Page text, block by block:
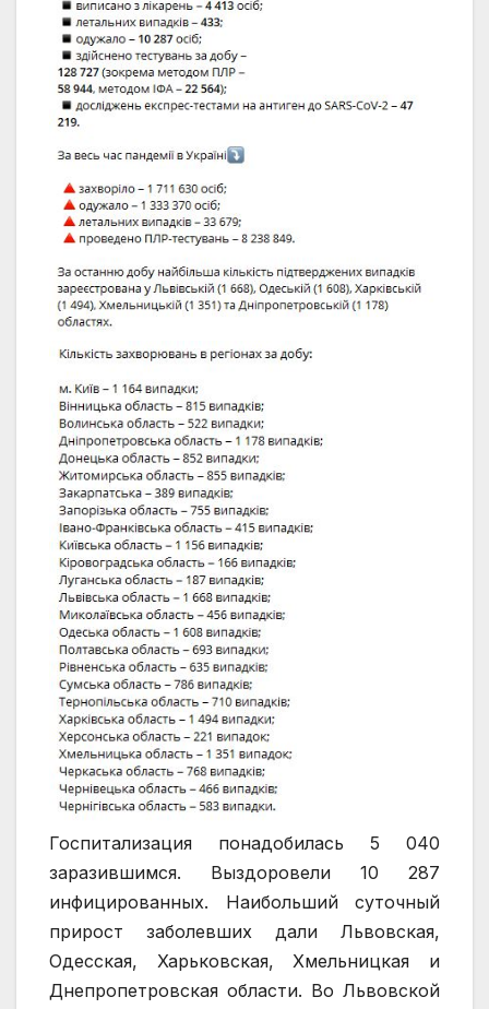
Госпитализация понадобилась 5 040
заразившимся. Выздоровели 10 287
инфицированных. Наибольший суточный
прирост заболевших дали Львовская,
Одесская, Харьковская, Хмельницкая и
Днепропетровская области. Во Львовской